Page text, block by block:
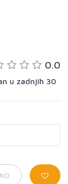
0.0
u zadnjih 30